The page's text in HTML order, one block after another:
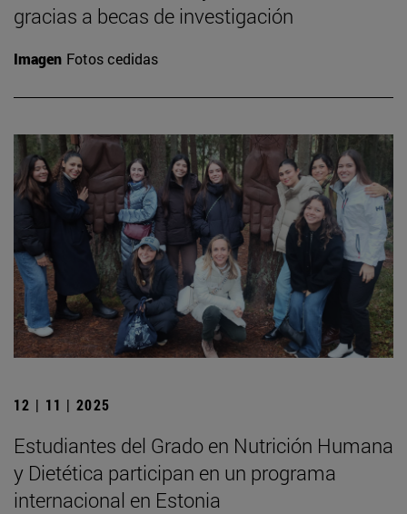
gracias a becas de investigación
Imagen Fotos cedidas
12 | 11 | 2025
Estudiantes del Grado en Nutrición Humana
y Dietética participan en un programa
internacional en Estonia